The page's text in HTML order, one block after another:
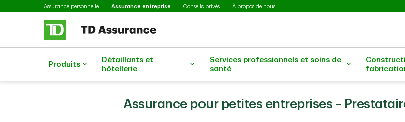
Passer au contenu principal
Assurance personnelle Assurance entreprise Sélectionné
Conseils privés À propos de nous
Produits
Détaillants et
hôtellerie
Services professionnels et soins de
santé
Assurance pour petites entreprises –